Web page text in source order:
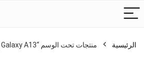
الرئيسية منتجات تحت الوسم “Samsung Galaxy A13 مواصفات”